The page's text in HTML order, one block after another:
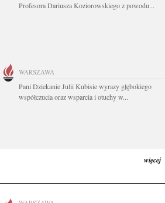
Profesora Dariusza Koziorowskiego z powodu...
WARSZAWA
Pani Dziekanie Julii Kubisie wyrazy głębokiego
współczucia oraz wsparcia i otuchy w...
więcej